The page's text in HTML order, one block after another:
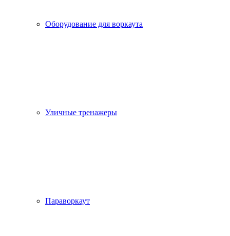
Оборудование для воркаута
Уличные тренажеры
Параворкаут